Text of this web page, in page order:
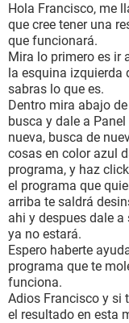
Hola Francisco, me
que cree tener una
que funcionará.
Mira lo primero es ir
la esquina izquierda
sabras lo que es.
Dentro mira abajo
busca y dale a
nueva, busca de
cosas en color azul
programa, y haz
el programa que
arriba te saldrá
ahi y despues dale
ya no estará.
Espero haberte
programa que te
funciona.
Adios Francisco y si
el resultado en esta